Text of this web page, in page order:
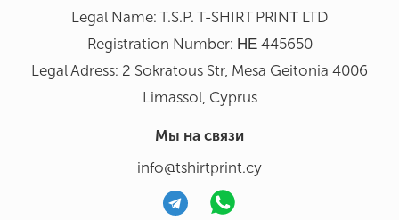
Legal Name: T.S.P. T-SHIRT PRINΤ LTD
Registration Number: ΗΕ 445650
Legal Adress: 2 Sokratous Str, Mesa Geitonia 4006
Limassol, Cyprus
Мы на связи
info@tshirtprint.cy